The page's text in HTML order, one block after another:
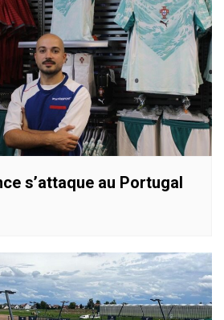
s’attaque au Portugal